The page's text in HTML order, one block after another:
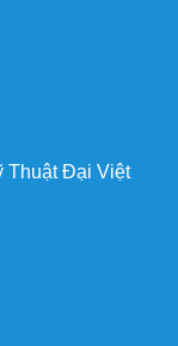
Thuật Đại Việt